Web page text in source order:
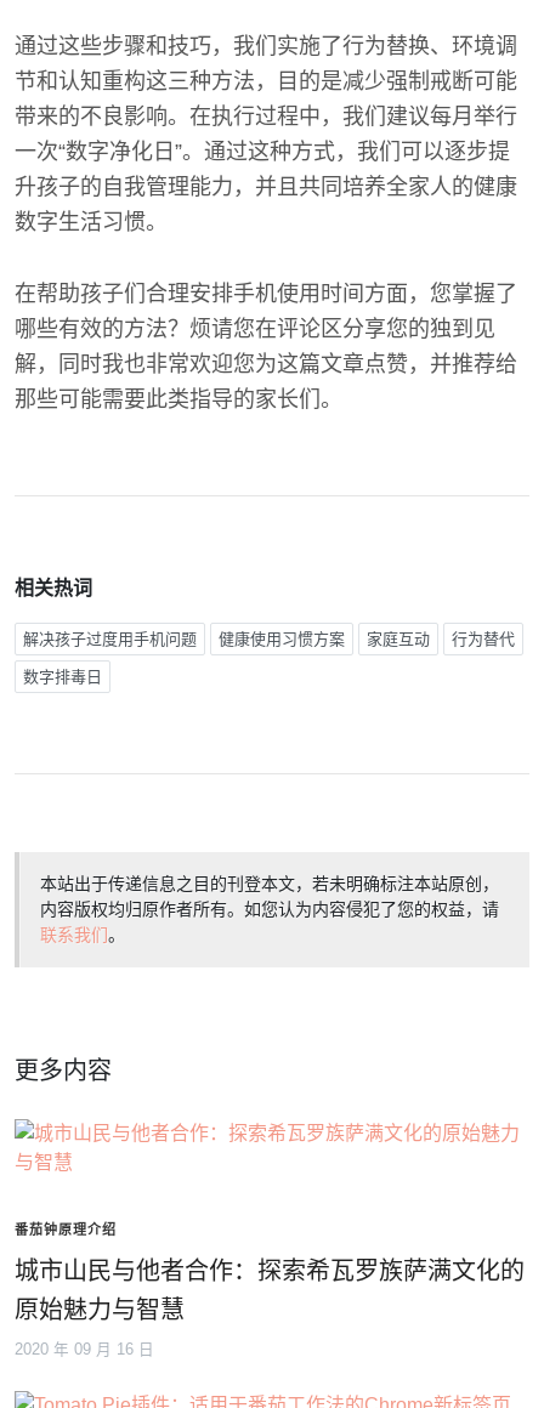
通过这些步骤和技巧，我们实施了行为替换、环境调
节和认知重构这三种方法，目的是减少强制戒断可能
带来的不良影响。在执行过程中，我们建议每月举行
一次“数字净化日”。通过这种方式，我们可以逐步提
升孩子的自我管理能力，并且共同培养全家人的健康
数字生活习惯。
在帮助孩子们合理安排手机使用时间方面，您掌握了
哪些有效的方法？烦请您在评论区分享您的独到见
解，同时我也非常欢迎您为这篇文章点赞，并推荐给
那些可能需要此类指导的家长们。
相关热词
解决孩子过度用手机问题 健康使用习惯方案 家庭互动 行为替代
数字排毒日
本站出于传递信息之目的刊登本文，若未明确标注本站原创，
内容版权均归原作者所有。如您认为内容侵犯了您的权益，请
联系我们。
更多内容
番茄钟原理介绍
城市山民与他者合作：探索希瓦罗族萨满文化的
原始魅力与智慧
2020 年 09 月 16 日